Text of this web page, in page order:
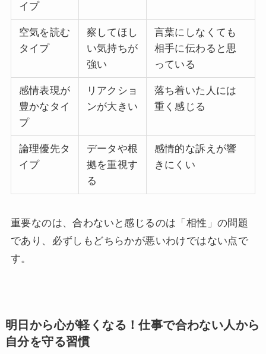
イプ
空気を読む
タイプ
察してほし
い気持ちが
強い
言葉にしなくても
相手に伝わると思
っている
感情表現が
豊かなタイ
プ
リアクショ
ンが大きい
落ち着いた人には
重く感じる
論理優先タ
イプ
データや根
拠を重視す
る
感情的な訴えが響
きにくい
重要なのは、合わないと感じるのは「相性」の問題
であり、必ずしもどちらかが悪いわけではない点で
す。
明日から心が軽くなる！仕事で合わない人から
自分を守る習慣